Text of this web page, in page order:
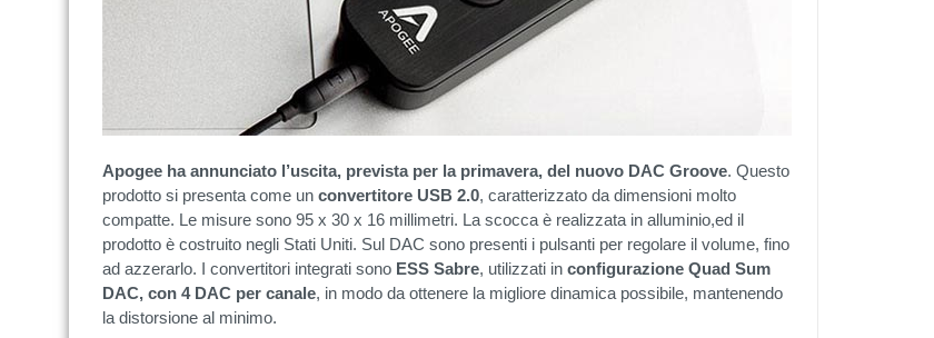
Apogee ha annunciato l’uscita, prevista per la primavera, del nuovo DAC Groove. Questo
prodotto si presenta come un convertitore USB 2.0, caratterizzato da dimensioni molto
compatte. Le misure sono 95 x 30 x 16 millimetri. La scocca è realizzata in alluminio,ed il
prodotto è costruito negli Stati Uniti. Sul DAC sono presenti i pulsanti per regolare il volume, fino
ad azzerarlo. I convertitori integrati sono ESS Sabre, utilizzati in configurazione Quad Sum
DAC, con 4 DAC per canale, in modo da ottenere la migliore dinamica possibile, mantenendo
la distorsione al minimo.